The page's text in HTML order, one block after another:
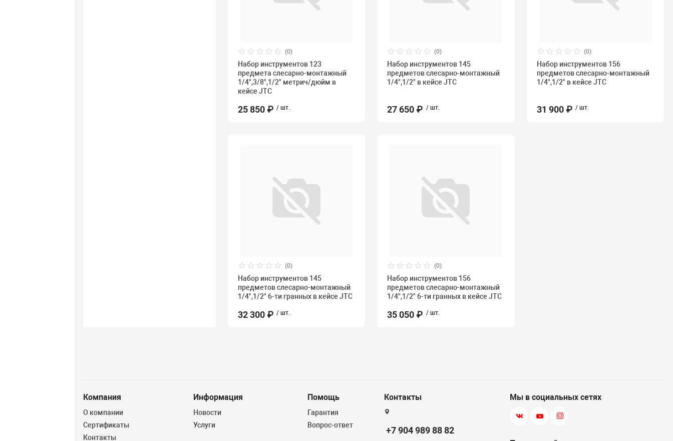
(0)
Набор инструментов 123
предмета слесарно-монтажный
1/4",3/8",1/2" метрич/дюйм в
кейсе JTC
25 850 ₽ / шт.
(0)
Набор инструментов 145
предметов слесарно-монтажный
1/4",1/2" в кейсе JTC
27 650 ₽ / шт.
(0)
Набор инструментов 156
предметов слесарно-монтажный
1/4",1/2" в кейсе JTC
31 900 ₽ / шт.
(0)
Набор инструментов 145
предметов слесарно-монтажный
1/4",1/2" 6-ти гранных в кейсе JTC
32 300 ₽ / шт.
(0)
Набор инструментов 156
предметов слесарно-монтажный
1/4",1/2" 6-ти гранных в кейсе JTC
35 050 ₽ / шт.
Компания
О компании
Сертификаты
Контакты
Информация
Новости
Услуги
Помощь
Гарантия
Вопрос-ответ
Контакты
+7 904 989 88 82
Мы в социальных сетях